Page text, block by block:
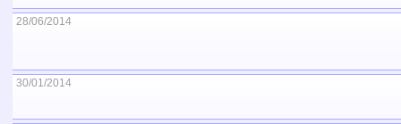
28/06/2014
30/01/2014